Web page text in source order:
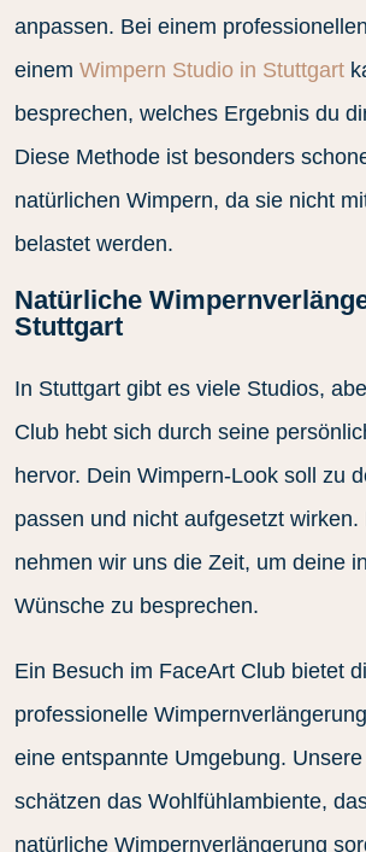
anpassen. Bei einem
einem Wimpern Studio in Stuttgart
besprechen, welches Ergebnis du
Diese Methode ist besonders
natürlichen Wimpern, da sie nicht
belastet werden.
Natürliche
Stuttgart
In Stuttgart gibt es viele Studios,
Club hebt sich durch seine
hervor. Dein Wimpern-Look soll zu
passen und nicht aufgesetzt wirken.
nehmen wir uns die Zeit, um deine
Wünsche zu besprechen.
Ein Besuch im FaceArt Club bietet
professionelle
eine entspannte Umgebung.
schätzen das Wohlfühlambiente,
natürliche Wimpernverlängerung